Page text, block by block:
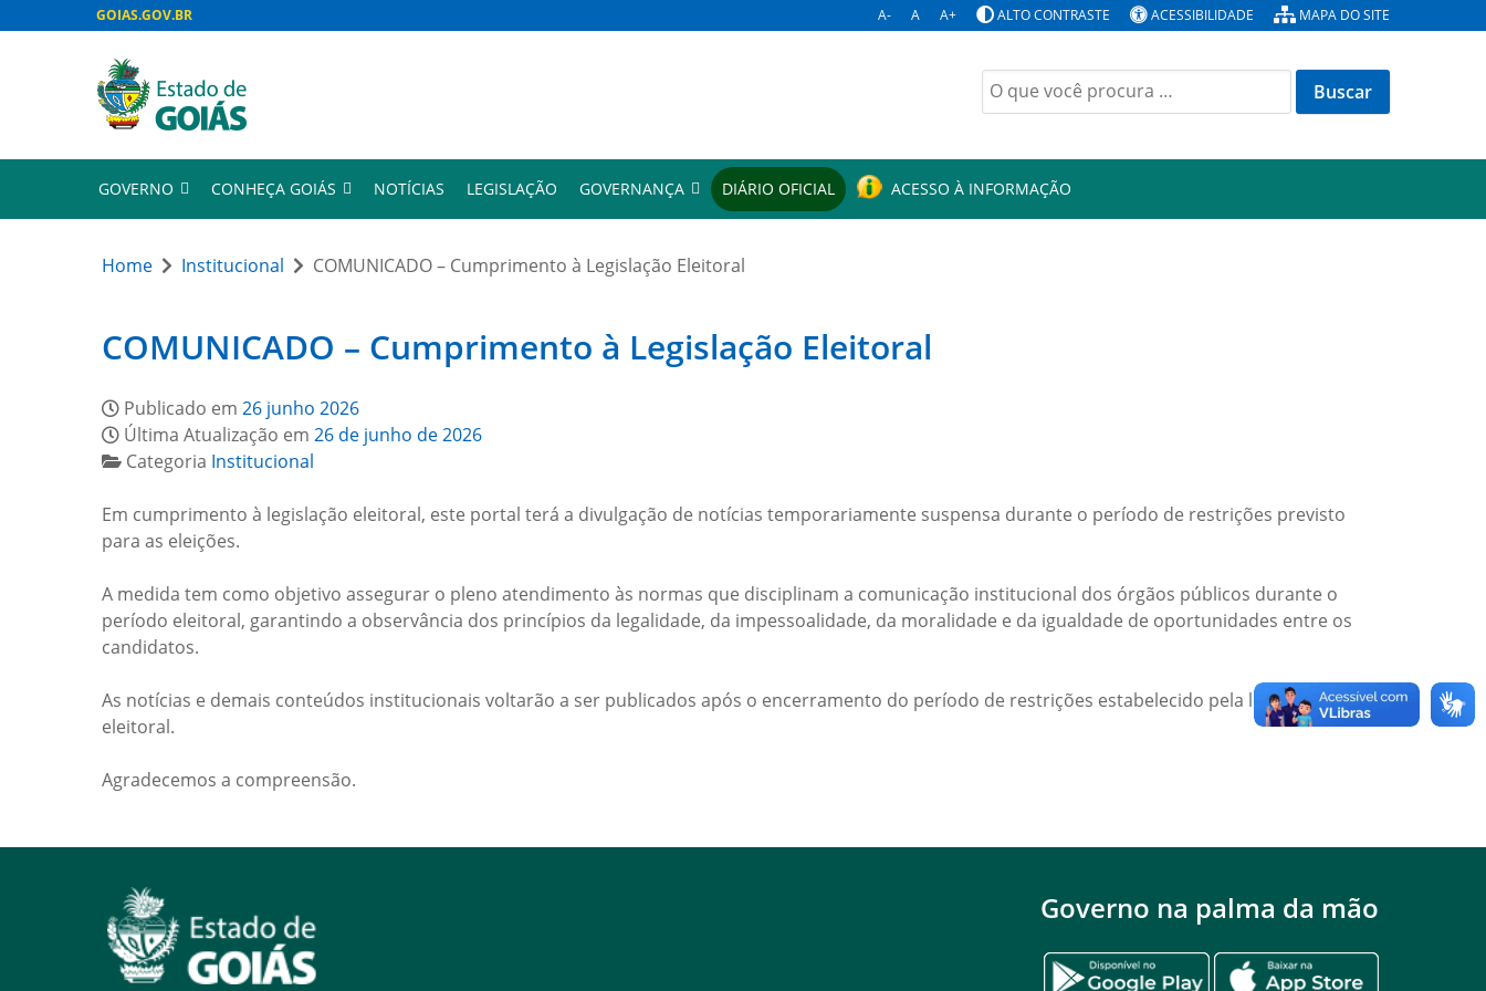
GOIAS.GOV.BR A- A A+ ALTO CONTRASTE ACESSIBILIDADE MAPA DO SITE
Buscar
por:
GOVERNO CONHEÇA GOIÁS NOTÍCIAS LEGISLAÇÃO GOVERNANÇA DIÁRIO OFICIAL ACESSO À INFORMAÇÃO
Home Institucional COMUNICADO – Cumprimento à Legislação Eleitoral
COMUNICADO – Cumprimento à Legislação Eleitoral
Publicado em 26 junho 2026
Última Atualização em 26 de junho de 2026
Categoria Institucional
Em cumprimento à legislação eleitoral, este portal terá a divulgação de notícias temporariamente suspensa durante o período de restrições previsto
para as eleições.
A medida tem como objetivo assegurar o pleno atendimento às normas que disciplinam a comunicação institucional dos órgãos públicos durante o
período eleitoral, garantindo a observância dos princípios da legalidade, da impessoalidade, da moralidade e da igualdade de oportunidades entre os
candidatos.
As notícias e demais conteúdos institucionais voltarão a ser publicados após o encerramento do período de restrições estabelecido pela legislação
eleitoral.
Agradecemos a compreensão.
Governo na palma da mão